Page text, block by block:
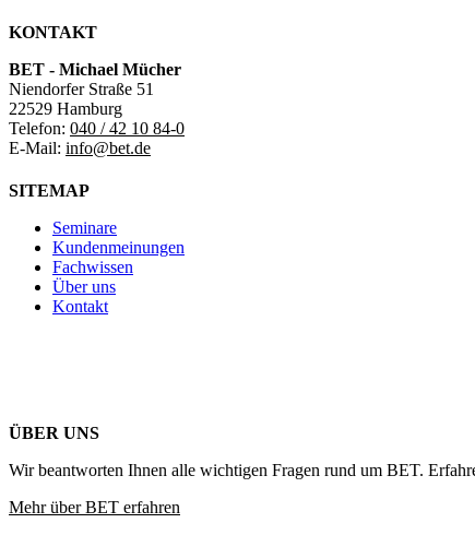
KONTAKT
BET - Michael Mücher
Niendorfer Straße 51
22529 Hamburg
Telefon: 040 / 42 10 84-0
E-Mail: info@bet.de
SITEMAP
Seminare
Kundenmeinungen
Fachwissen
Über uns
Kontakt
ÜBER UNS
Wir beantworten Ihnen alle wichtigen Fragen rund um BET.
Mehr über BET erfahren